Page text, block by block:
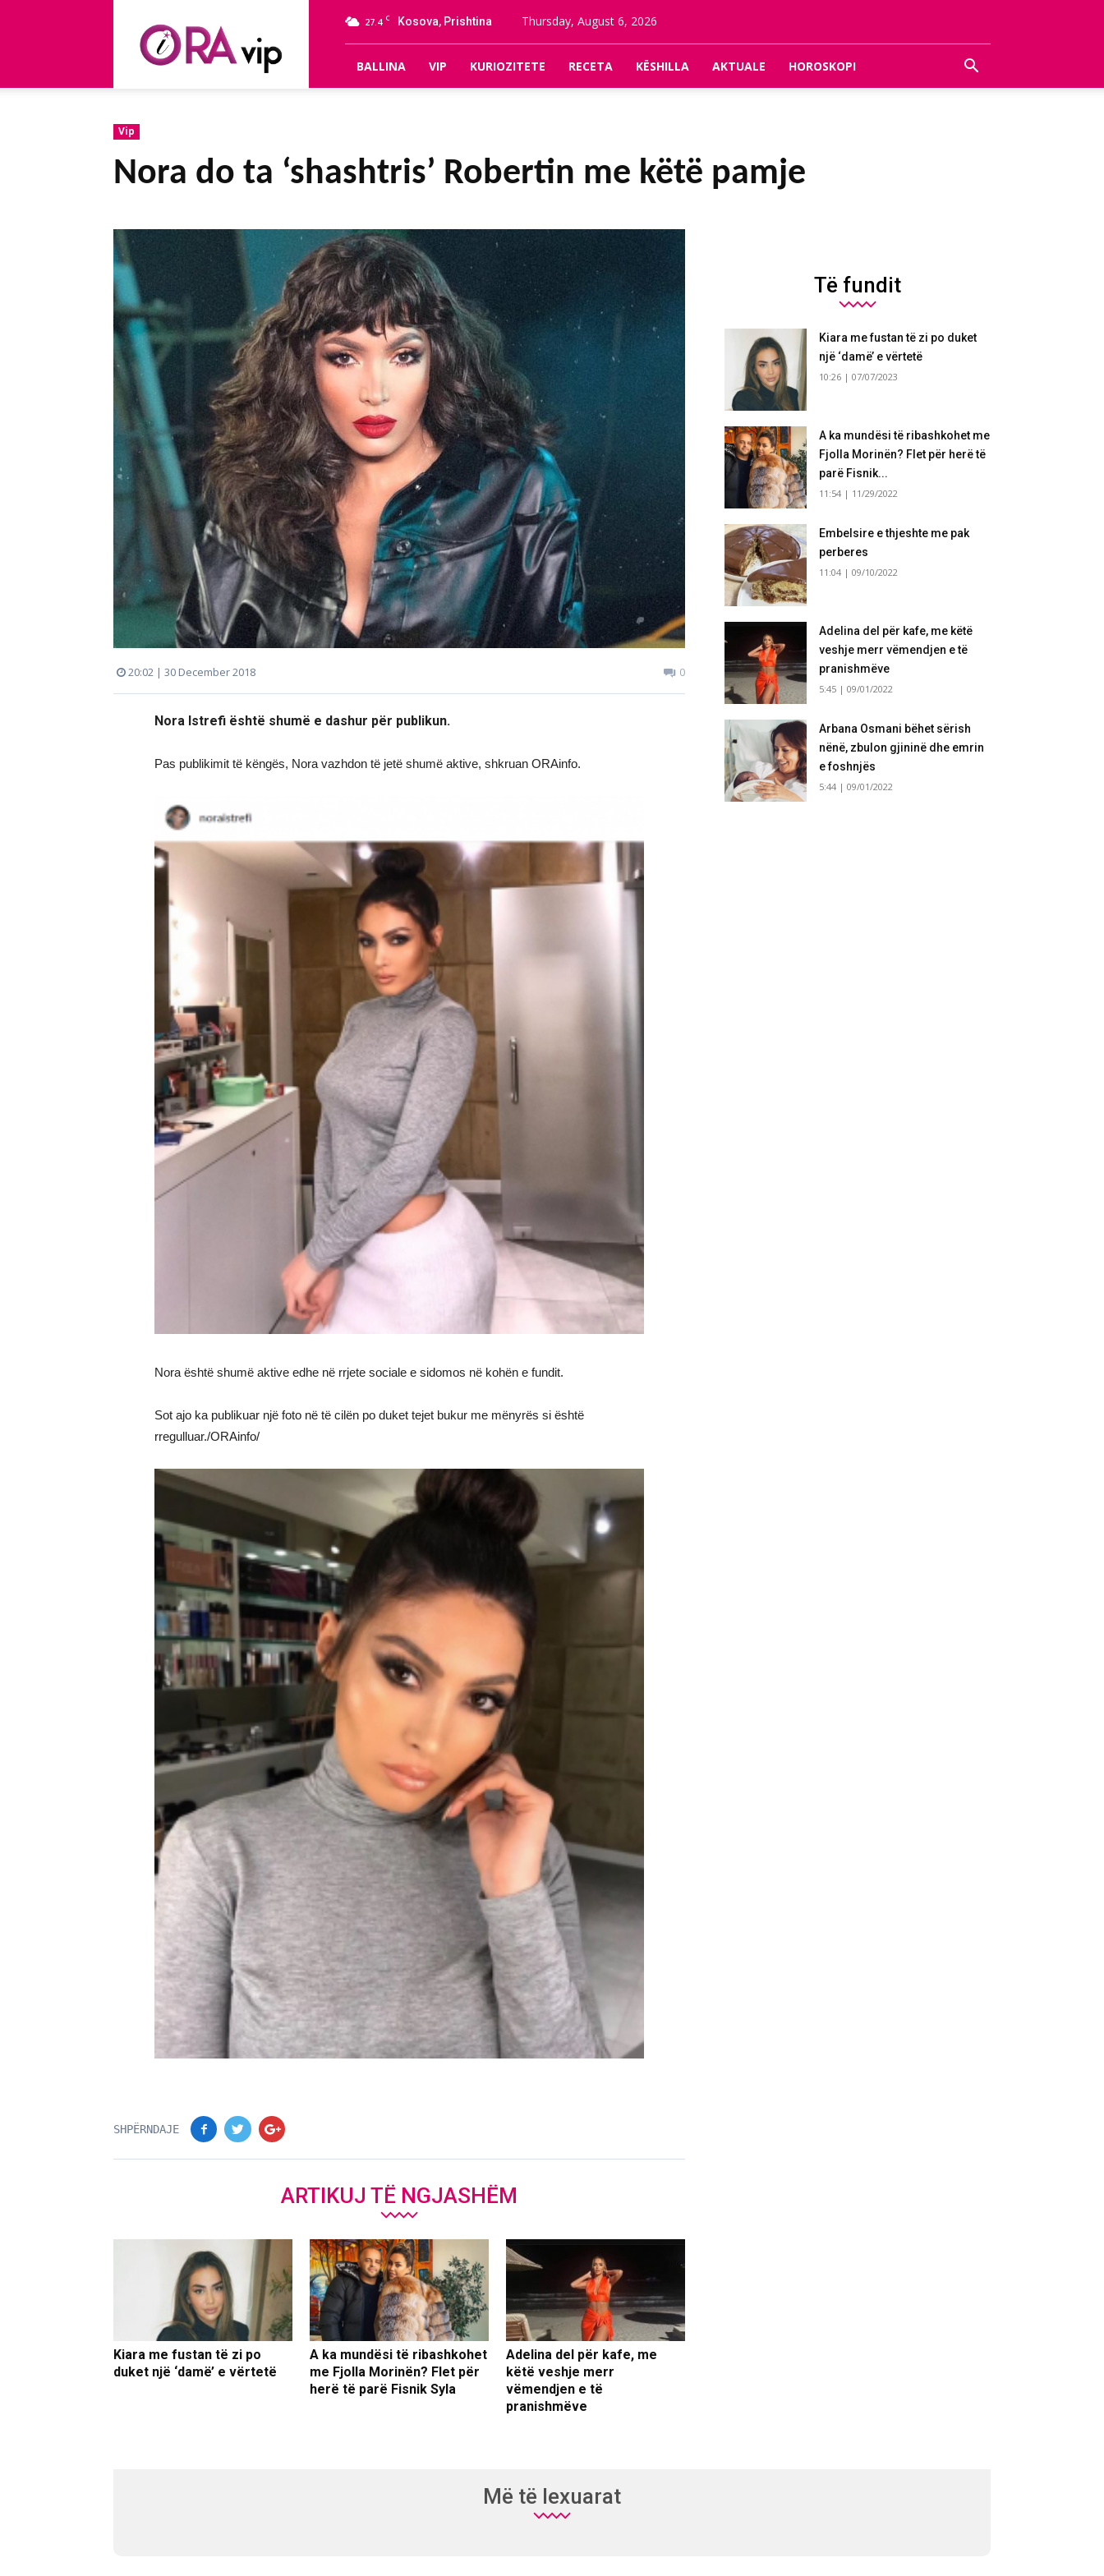
27.4 C Kosova, Prishtina Thursday, August 6, 2026
BALLINA VIP KURIOZITETE RECETA KËSHILLA AKTUALE HOROSKOPI
Vip
Nora do ta ‘shashtris’ Robertin me këtë pamje
20:02 | 30 December 2018 0
Nora Istrefi është shumë e dashur për publikun.
Pas publikimit të këngës, Nora vazhdon të jetë shumë aktive, shkruan ORAinfo.
Nora është shumë aktive edhe në rrjete sociale e sidomos në kohën e fundit.
Sot ajo ka publikuar një foto në të cilën po duket tejet bukur me mënyrës si është
rregulluar./ORAinfo/
SHPËRNDAJE
ARTIKUJ TË NGJASHËM
Kiara me fustan të zi po
duket një ‘damë’ e vërtetë
A ka mundësi të ribashkohet
me Fjolla Morinën? Flet për
herë të parë Fisnik Syla
Adelina del për kafe, me
këtë veshje merr
vëmendjen e të
pranishmëve
Të fundit
Kiara me fustan të zi po duket
një ‘damë’ e vërtetë
10:26 | 07/07/2023
A ka mundësi të ribashkohet me
Fjolla Morinën? Flet për herë të
parë Fisnik...
11:54 | 11/29/2022
Embelsire e thjeshte me pak
perberes
11:04 | 09/10/2022
Adelina del për kafe, me këtë
veshje merr vëmendjen e të
pranishmëve
5:45 | 09/01/2022
Arbana Osmani bëhet sërish
nënë, zbulon gjininë dhe emrin
e foshnjës
5:44 | 09/01/2022
Më të lexuarat